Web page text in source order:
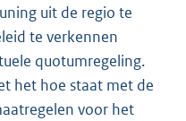
uit de regio te
te verkennen
quotumregeling.
het hoe staat met de
voor het